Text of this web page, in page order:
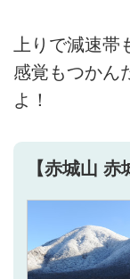
上りで減速
感覚もつかん
よ！
【赤城山